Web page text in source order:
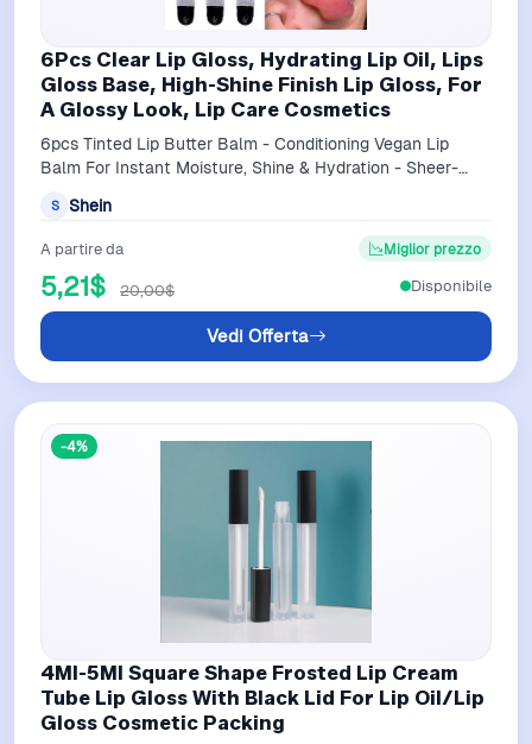
6Pcs Clear Lip Gloss, Hydrating Lip Oil, Lips
Gloss Base, High-Shine Finish Lip Gloss, For
A Glossy Look, Lip Care Cosmetics
6pcs Tinted Lip Butter Balm - Conditioning Vegan Lip
Balm For Instant Moisture, Shine & Hydration - Sheer-
S Shein
A partire da
5,21$ 20,00$
Miglior prezzo
Vedi Offerta
Disponibile
-4%
4Ml-5Ml Square Shape Frosted Lip Cream
Tube Lip Gloss With Black Lid For Lip Oil/Lip
Gloss Cosmetic Packing